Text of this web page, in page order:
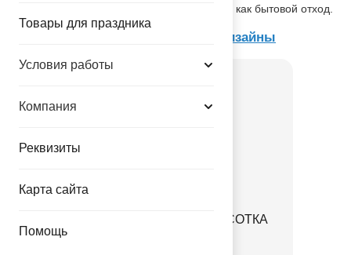
Товары для праздника
Условия работы
Компания
Реквизиты
Карта сайта
Помощь
использования лопнуть и утилизировать как бытовой отход.
Текстовые дизайны
Свеча на пике С ДР КРАСОТКА